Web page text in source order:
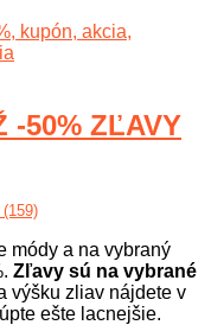
-50% ZĽAVY
módy a na vybraný
Zľavy sú na vybrané
výšku zliav nájdete v
ešte lacnejšie.